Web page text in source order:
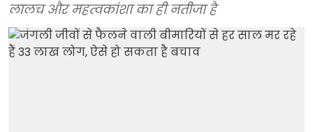
लालच और महत्वकांशा का ही नतीजा है